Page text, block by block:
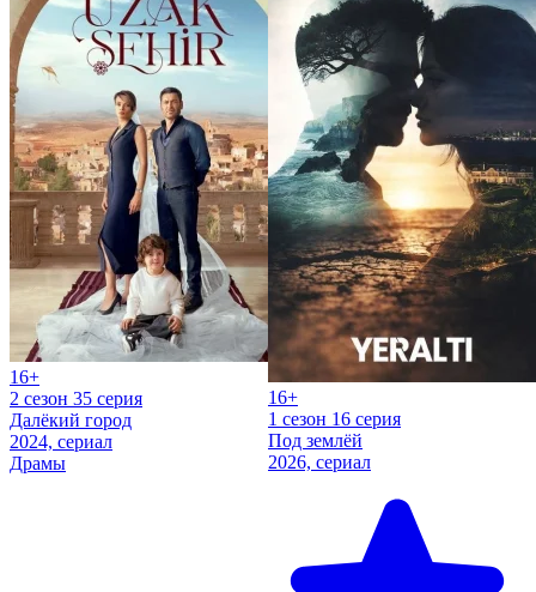
16+
2 сезон 35 серия
Далёкий город
2024, сериал
Драмы
16+
1 сезон 16 серия
Под землёй
2026, сериал